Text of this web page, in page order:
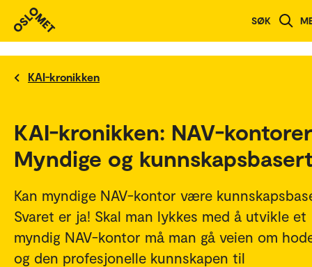
SØK
KAI-kronikken
KAI-kronikken: NAV-
Myndige og
Kan myndige NAV-kontor være
Svaret er ja! Skal man lykkes med å utvikle et
myndig NAV-kontor må man gå veien om
og den profesjonelle kunnskapen til